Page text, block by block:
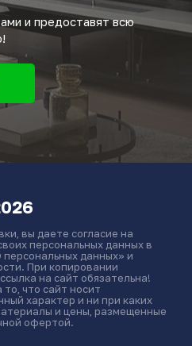
и предоставят всю
вы даете согласие на
персональных данных в
данных» и
При копировании
на сайт обязательна!
что сайт носит
характер и ни при каких
и цены, размещенные
офертой.